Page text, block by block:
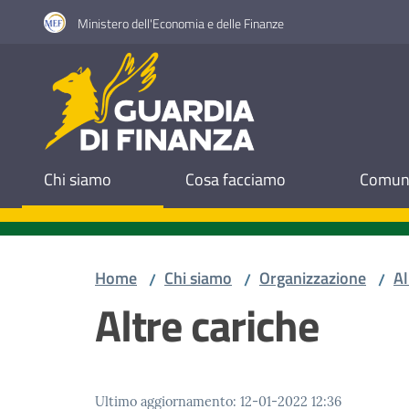
Vai al contenuto
Vai alla navigazione
Vai al footer Ministero dell'Economia e delle Finanze
Guardia di Finanza
Chi siamo Cosa facciamo
Home / Chi siamo / Organizzazione /
Altre cariche
Ultimo aggiornamento: 12-01-2022 12:36